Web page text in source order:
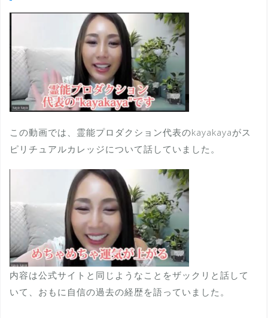
この動画では、霊能プロダクション代表のkayakayaがス
ピリチュアルカレッジについて話していました。
内容は公式サイトと同じようなことをザックリと話して
いて、おもに自信の過去の経歴を語っていました。